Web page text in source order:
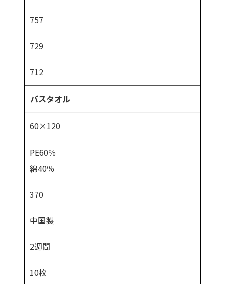
757
729
712
バスタオル
60×120
PE60％
綿40％
370
中国製
2週間
10枚